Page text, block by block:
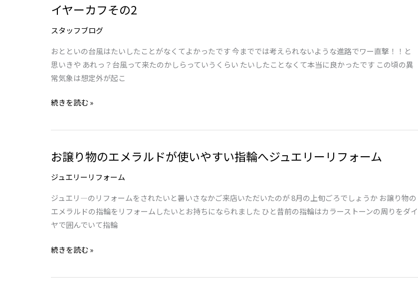
限
モ
デ
ル
SBDL083
荷
ま
た！
イヤーカフその2
スタッフブログ
おとといの台風はたいしたことがなくてよかったです 今まででは考えられないような進路でワー直撃！！と
思いきや あれっ？台風って来たのかしらっていうくらい たいしたことなくて本当に良かったです この頃の異
常気象は想定外が起こ
イ
ー
カ
フ
そ
2
続きを読む »
お譲り物のエメラルドが使いやすい指輪へジュエリーリフォーム
ジュエリーリフォーム
ジュエリ―のリフォームをされたいと暑いさなかご来店いただいたのが 8月の上旬ごろでしょうか お譲り物の
エメラルドの指輪をリフォームしたいとお持ちになられました ひと昔前の指輪はカラーストーンの周りをダイ
ヤで囲んでいて指輪
お
り
物
の
エ
ラ
ド
続きを読む »